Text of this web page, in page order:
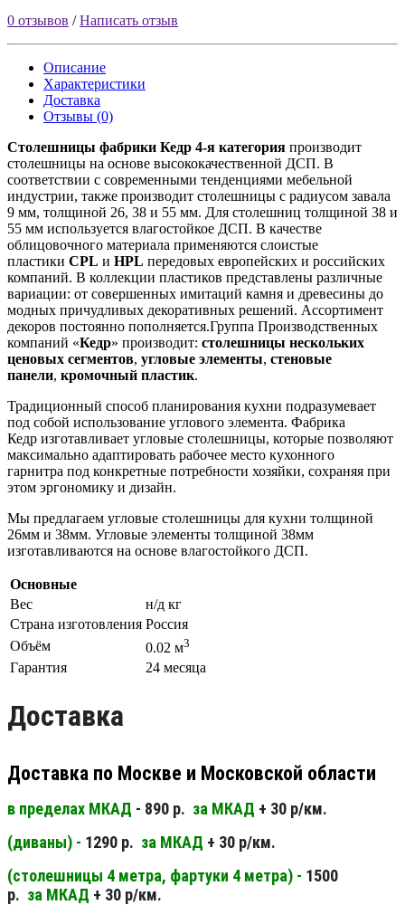
0 отзывов /Написать отзыв
Описание
Характеристики
Доставка
Отзывы (0)
Столешницы фабрики Кедр 4-я категория производит
столешницы на основе высококачественной ДСП. В
соответствии с современными тенденциями мебельной
индустрии, также производит столешницы с радиусом завала
9 мм, толщиной 26, 38 и 55 мм. Для столешниц толщиной 38 и
55 мм используется влагостойкое ДСП. В качестве
облицовочного материала применяются слоистые
пластики CPL и HPL передовых европейских и российских
компаний. В коллекции пластиков представлены различные
вариации: от совершенных имитаций камня и древесины до
модных причудливых декоративных решений. Ассортимент
декоров постоянно пополняется.Группа Производственных
компаний «Кедр» производит: столешницы нескольких
ценовых сегментов, угловые элементы, стеновые
панели, кромочный пластик.
Традиционный способ планирования кухни подразумевает
под собой использование углового элемента. Фабрика
Кедр изготавливает угловые столешницы, которые позволяют
максимально адаптировать рабочее место кухонного
гарнитра под конкретные потребности хозяйки, сохраняя при
этом эргономику и дизайн.
Мы предлагаем угловые столешницы для кухни толщиной
26мм и 38мм. Угловые элементы толщиной 38мм
изготавливаются на основе влагостойкого ДСП.
Основные
Вес
н/д кг
Страна изготовления Россия
Объём
0.02 м3
Гарантия 24 месяца
Доставка
Доставка по Москве и Московской области
в пределах МКАД - 890 р. за МКАД + 30 р/км.
(диваны) - 1290 р. за МКАД + 30 р/км.
(столешницы 4 метра, фартуки 4 метра) - 1500
р. за МКАД + 30 р/км.